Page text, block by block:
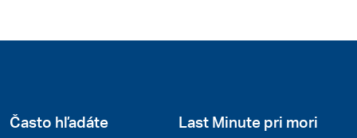
Často hľadáte Last Minute pri mori